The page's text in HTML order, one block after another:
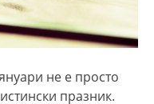
не е просто
празник.